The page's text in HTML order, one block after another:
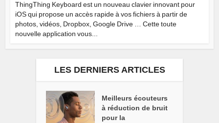
ThingThing Keyboard est un nouveau clavier innovant pour
iOS qui propose un accès rapide à vos fichiers à partir de
photos, vidéos, Dropbox, Google Drive … Cette toute
nouvelle application vous...
LES DERNIERS ARTICLES
Meilleurs écouteurs
à réduction de bruit
pour la